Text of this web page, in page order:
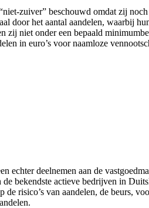
zuiver” beschouwd omdat zij
door het aantal aandelen, waarbij
zij niet onder een bepaald
in euro’s voor naamloze
echter deelnemen aan de
bekendste actieve bedrijven in
risico’s van aandelen, de beurs,